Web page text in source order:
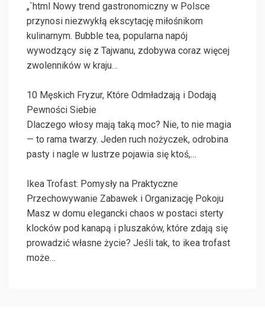
„`html Nowy trend gastronomiczny w Polsce
przynosi niezwykłą ekscytację miłośnikom
kulinarnym. Bubble tea, popularna napój
wywodzący się z Tajwanu, zdobywa coraz więcej
zwolenników w kraju…
10 Męskich Fryzur, Które Odmładzają i Dodają
Pewności Siebie
Dlaczego włosy mają taką moc? Nie, to nie magia
— to rama twarzy. Jeden ruch nożyczek, odrobina
pasty i nagle w lustrze pojawia się ktoś,…
Ikea Trofast: Pomysły na Praktyczne
Przechowywanie Zabawek i Organizację Pokoju
Masz w domu elegancki chaos w postaci sterty
klocków pod kanapą i pluszaków, które zdają się
prowadzić własne życie? Jeśli tak, to ikea trofast
może…